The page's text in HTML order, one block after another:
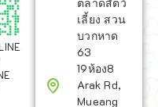
เลี้ยง สวน
บวกหาด
63
19ห้อง8
Arak Rd,
Mueang